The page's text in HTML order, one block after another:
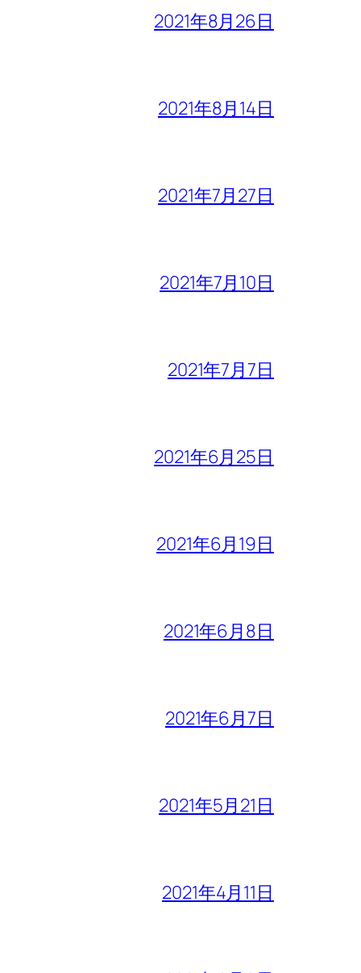
2021年8月26日
2021年8月14日
2021年7月27日
2021年7月10日
2021年7月7日
2021年6月25日
2021年6月19日
2021年6月8日
2021年6月7日
2021年5月21日
2021年4月11日